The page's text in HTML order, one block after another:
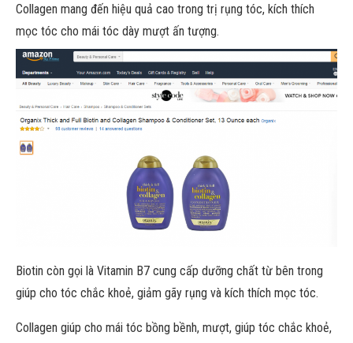
Collagen mang đến hiệu quả cao trong trị rụng tóc, kích thích
mọc tóc cho mái tóc dày mượt ấn tượng.
Biotin còn gọi là Vitamin B7 cung cấp dưỡng chất từ bên trong
giúp cho tóc chắc khoẻ, giảm gãy rụng và kích thích mọc tóc.
Collagen giúp cho mái tóc bồng bềnh, mượt, giúp tóc chắc khoẻ,